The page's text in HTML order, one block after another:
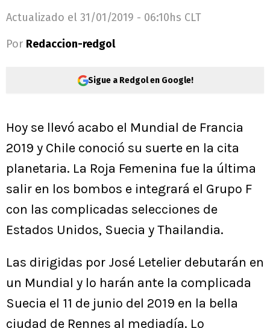
Actualizado el 31/01/2019 - 06:10hs CLT
Por Redaccion-redgol
Sigue a Redgol en Google!
Hoy se llevó acabo el Mundial de Francia
2019 y Chile conoció su suerte en la cita
planetaria. La Roja Femenina fue la última
salir en los bombos e integrará el Grupo F
con las complicadas selecciones de
Estados Unidos, Suecia y Thailandia.
Las dirigidas por José Letelier debutarán en
un Mundial y lo harán ante la complicada
Suecia el 11 de junio del 2019 en la bella
ciudad de Rennes al mediadía. Lo